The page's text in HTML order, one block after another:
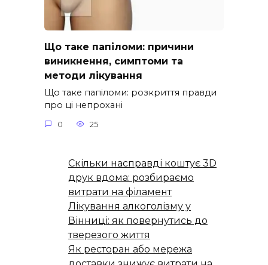
Що таке папіломи: причини
виникнення, симптоми та
методи лікування
Що таке папіломи: розкриття правди
про ці непрохані
0 25
Скільки насправді коштує 3D
друк вдома: розбираємо
витрати на філамент
Лікування алкоголізму у
Вінниці: як повернутись до
тверезого життя
Як ресторан або мережа